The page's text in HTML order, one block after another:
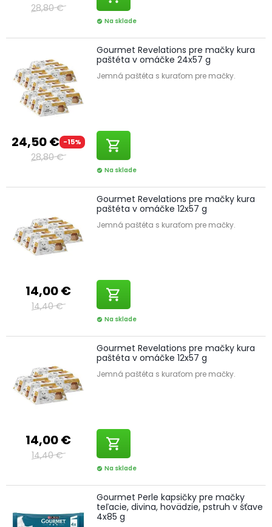
28,80 €
check_circle Na sklade
24,50 € -15%
28,80 €
Gourmet Revelations pre mačky kura
paštéta v omáčke 24x57 g
Jemná paštéta s kuraťom pre mačky.
shopping_cart
check_circle Na sklade
14,00 €
14,40 €
Gourmet Revelations pre mačky kura
paštéta v omáčke 12x57 g
Jemná paštéta s kuraťom pre mačky.
shopping_cart
check_circle Na sklade
14,00 €
14,40 €
Gourmet Revelations pre mačky kura
paštéta v omáčke 12x57 g
Jemná paštéta s kuraťom pre mačky.
shopping_cart
check_circle Na sklade
Gourmet Perle kapsičky pre mačky
teľacie, divina, hovädzie, pstruh v šťave
4x85 g